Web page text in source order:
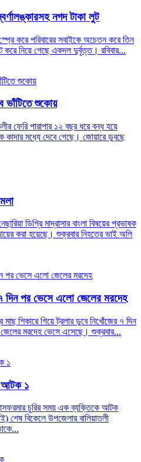
নগদ টাকা লুট
করে পরিবারের সবাইকে অচেতন করে তিন
করে নিয়ে গেছে একদল দুর্বৃত্ত। রবিবার...
ভাঁটিতে শুকোয়
ফেরি পারাপার ১২ বছর ধরে বন্ধ হয়ে
কাদার মধ্যে দেবে গেছে। জোয়ারে ডুবছে
ডিগ্রি মাদ্রাসার বাংলা বিষয়ের প্রভাষক
করা হয়েছে। শুক্রবার নিহতের ভাই অলি
দিন পর ভেসে এলো জেলের মরদেহ
শিকারে গিয়ে ট্রলার ডুবে নিখোঁজের ৭ দিন
মরদেহ ভেসে এসেছে। শুক্রবার...
আটক ১
চুরির সময় এক ব্যক্তিকে আটক
শেষ বিকেলে উপজেলার বালিয়াতলী